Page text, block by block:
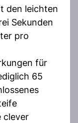
den leichten
Sekunden
pro
für
65
clever